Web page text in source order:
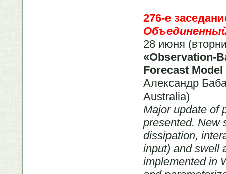
276-е
28 июня
«Observation-
Forecast Model
Александр
Australia)
Major update of
presented. New
dissipation,
input) and swell
implemented in